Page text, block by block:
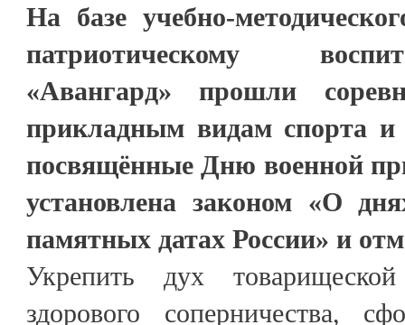
На базе учебно-
патриотическому
«Авангард» прошли
прикладным видам спорта и
посвящённые Дню военной
установлена законом «О
памятных датах России» и
Укрепить дух
здорового соперничества,